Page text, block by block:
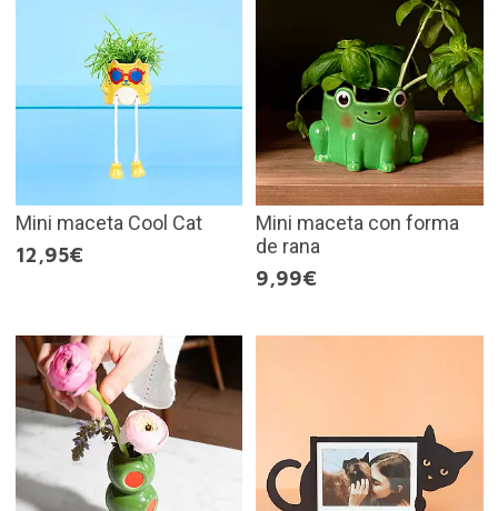
Mini maceta Cool Cat
12,95€
Mini maceta con forma
de rana
9,99€